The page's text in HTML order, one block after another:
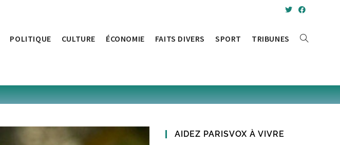
POLITIQUE CULTURE ÉCONOMIE FAITS DIVERS SPORT TRIBUNES
AIDEZ PARISVOX À VIVRE